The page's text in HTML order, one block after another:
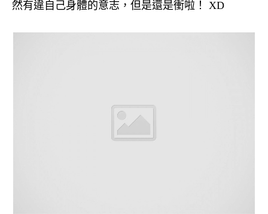
然有違自己身體的意志，但是還是衝啦！ XD